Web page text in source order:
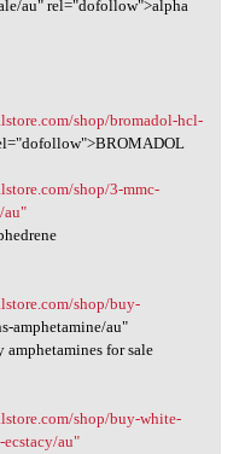
au" rel="dofollow">alpha
shop/bromadol-hcl-
shop/3-mmc-
au"
shop/buy-
amphetamine/au"
for sale
shop/buy-white-
au"